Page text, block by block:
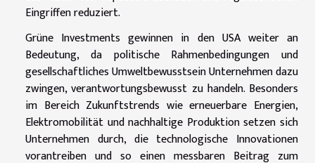
Eingriffen reduziert.
Grüne Investments gewinnen in den USA weiter an
Bedeutung, da politische Rahmenbedingungen und
gesellschaftliches Umweltbewusstsein Unternehmen dazu
zwingen, verantwortungsbewusst zu handeln. Besonders
im Bereich Zukunftstrends wie erneuerbare Energien,
Elektromobilität und nachhaltige Produktion setzen sich
Unternehmen durch, die technologische Innovationen
vorantreiben und so einen messbaren Beitrag zum